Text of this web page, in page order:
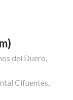
del Duero,
Cifuentes,